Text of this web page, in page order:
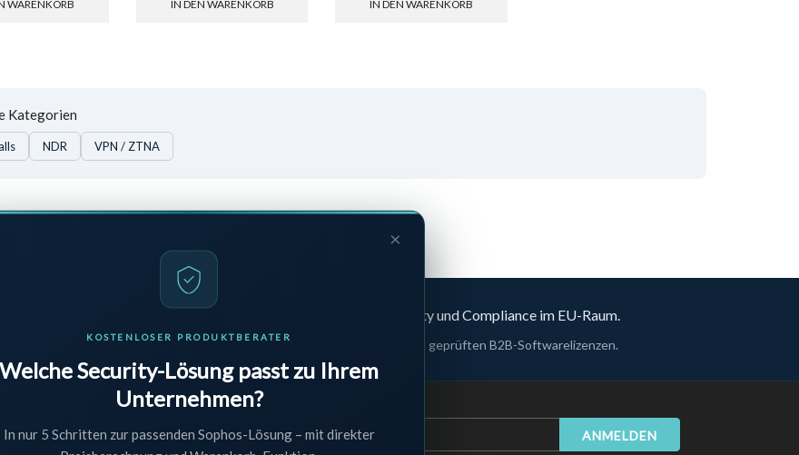
WARENKORB IN DEN WARENKORB IN DEN WARENKORB
Kategorien
NDR VPN / ZTNA
für professionelle Software-Lizenzen, Cybersecurity und Compliance im EU-Raum.
Anforderungen und senken Sie gleichzeitig Ihre IT-Kosten – mit geprüften B2B-Softwarelizenzen.
ANMELDEN
×
KOSTENLOSER PRODUKTBERATER
Welche Security-Lösung passt zu Ihrem
Unternehmen?
In nur 5 Schritten zur passenden Sophos-Lösung – mit direkter